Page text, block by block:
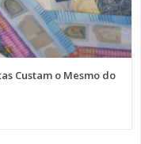
Custam o Mesmo do